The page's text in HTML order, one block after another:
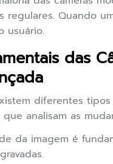
regulares. Quando
usuário.
das
diferentes
analisam as
da imagem é